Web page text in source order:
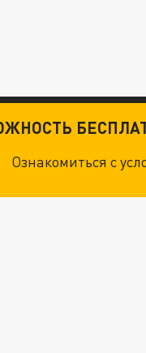
Ознакомиться с